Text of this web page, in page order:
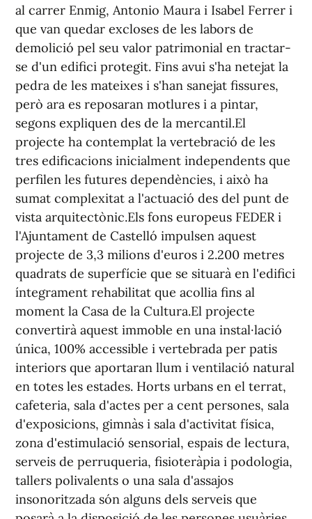
al carrer Enmig, Antonio Maura i Isabel Ferrer i
que van quedar excloses de les labors de
demolició pel seu valor patrimonial en tractar-
se d'un edifici protegit. Fins avui s'ha netejat la
pedra de les mateixes i s'han sanejat fissures,
però ara es reposaran motlures i a pintar,
segons expliquen des de la mercantil.El
projecte ha contemplat la vertebració de les
tres edificacions inicialment independents que
perfilen les futures dependències, i això ha
sumat complexitat a l'actuació des del punt de
vista arquitectònic.Els fons europeus FEDER i
l'Ajuntament de Castelló impulsen aquest
projecte de 3,3 milions d'euros i 2.200 metres
quadrats de superfície que se situarà en l'edifici
íntegrament rehabilitat que acollia fins al
moment la Casa de la Cultura.El projecte
convertirà aquest immoble en una instal·lació
única, 100% accessible i vertebrada per patis
interiors que aportaran llum i ventilació natural
en totes les estades. Horts urbans en el terrat,
cafeteria, sala d'actes per a cent persones, sala
d'exposicions, gimnàs i sala d'activitat física,
zona d'estimulació sensorial, espais de lectura,
serveis de perruqueria, fisioteràpia i podologia,
tallers polivalents o una sala d'assajos
insonoritzada són alguns dels serveis que